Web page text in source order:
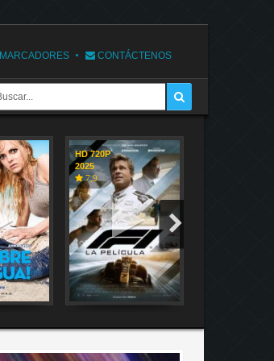
CONTÁCTENOS
HD 720P
2025
7,9